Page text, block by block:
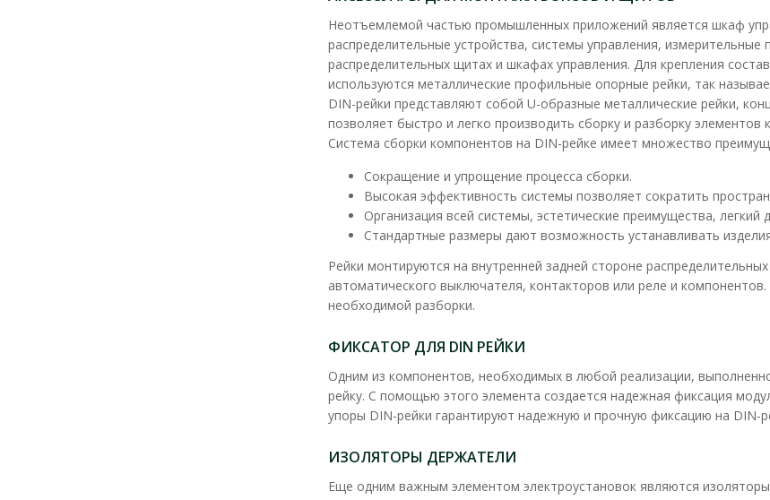
6.78 грн
DIN-рейка 14.5 см (8
Доступность: В наличии
организации электротехнических
DIN-рейка 1метр/1мм СКИМ
Неотъемлемой частью промышленных приложений является шкаф
распределительные устройства, системы управления,
распределительных щитах и шкафах управления. Для крепления
используются металлические профильные опорные рейки, так
DIN-рейки представляют собой U-образные металлические рейки,
позволяет быстро и легко производить сборку и разборку элементов
Система сборки компонентов на DIN-рейке имеет множество
Сокращение и упрощение процесса сборки.
Высокая эффективность системы позволяет сократить
Организация всей системы, эстетические преимущества,
Стандартные размеры дают возможность устанавливать
Рейки монтируются на внутренней задней стороне
автоматического выключателя, контакторов или реле и
необходимой разборки.
ФИКСАТОР ДЛЯ DIN РЕЙКИ
Одним из компонентов, необходимых в любой реализации,
рейку. С помощью этого элемента создается надежная фиксация
упоры DIN-рейки гарантируют надежную и прочную фиксацию на DIN-
ИЗОЛЯТОРЫ ДЕРЖАТЕЛИ
Еще одним важным элементом электроустановок являются